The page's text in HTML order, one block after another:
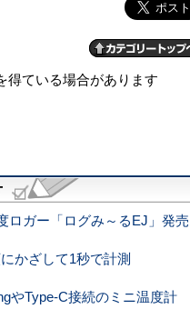
得ている場合があります
ロガー「ログみ～るEJ」発売
かざして1秒で計測
やType-C接続のミニ温度計